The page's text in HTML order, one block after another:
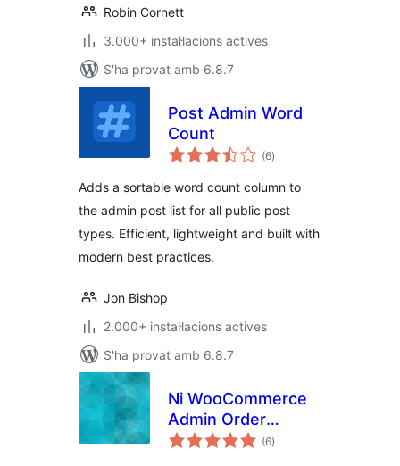
Robin Cornett
3.000+ instal·lacions actives
S'ha provat amb 6.8.7
Post Admin Word
Count
(6puntuacions
totals
)
Adds a sortable word count column to
the admin post list for all public post
types. Efficient, lightweight and built with
modern best practices.
Jon Bishop
2.000+ instal·lacions actives
S'ha provat amb 6.8.7
Ni WooCommerce
Admin Order
Columns
(6puntuacions
totals
)